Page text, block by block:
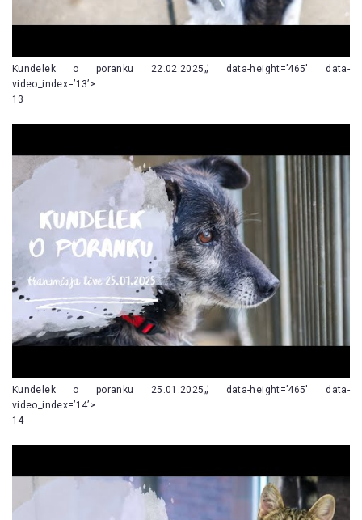
Kundelek o poranku 22.02.2025„’ data-height=’465′ data-
video_index=’13’>
13
Kundelek o poranku 25.01.2025„’ data-height=’465′ data-
video_index=’14’>
14